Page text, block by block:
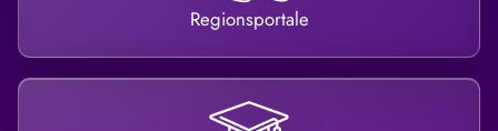
Regionsportale